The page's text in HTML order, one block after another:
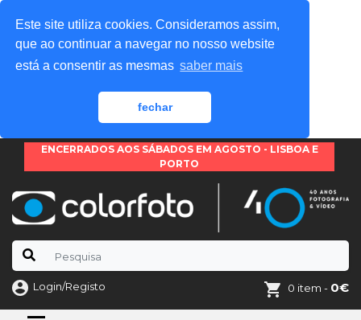
Este site utiliza cookies. Consideramos assim,
que ao continuar a navegar no nosso website
está a consentir as mesmas saber mais
fechar
ENCERRADOS AOS SÁBADOS EM AGOSTO - LISBOA E
PORTO
Login/Registo 0 item - 0€